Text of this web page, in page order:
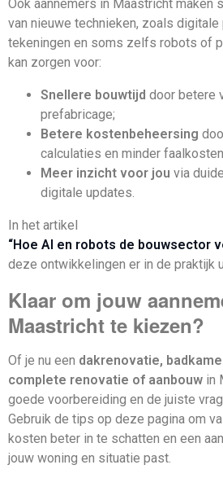
Ook aannemers in Maastricht maken
van nieuwe technieken, zoals digitale
tekeningen en soms zelfs robots of
kan zorgen voor:
Snellere bouwtijd door betere
prefabricage;
Betere kostenbeheersing
calculaties en minder
Meer inzicht voor jou via
digitale updates.
In het artikel
“Hoe AI en robots de bouwsector
deze ontwikkelingen er in de praktijk
Klaar om jouw
Maastricht te kiezen?
Of je nu een dakrenovatie,
complete renovatie of aanbouw in
goede voorbereiding en de juiste
Gebruik de tips op deze pagina om
kosten beter in te schatten en een
jouw woning en situatie past.